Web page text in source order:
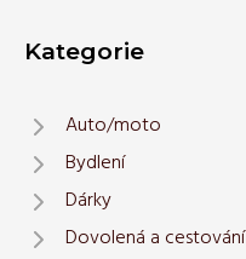
Kategorie
Auto/moto
Bydlení
Dárky
Dovolená a cestování